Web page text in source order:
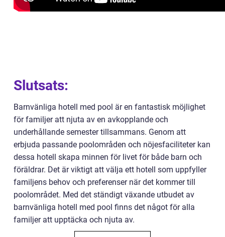
Slutsats:
Barnvänliga hotell med pool är en fantastisk möjlighet
för familjer att njuta av en avkopplande och
underhållande semester tillsammans. Genom att
erbjuda passande poolområden och nöjesfaciliteter kan
dessa hotell skapa minnen för livet för både barn och
föräldrar. Det är viktigt att välja ett hotell som uppfyller
familjens behov och preferenser när det kommer till
poolområdet. Med det ständigt växande utbudet av
barnvänliga hotell med pool finns det något för alla
familjer att upptäcka och njuta av.